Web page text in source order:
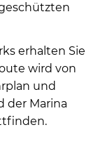
erhalten Sie
wird von
und
der Marina